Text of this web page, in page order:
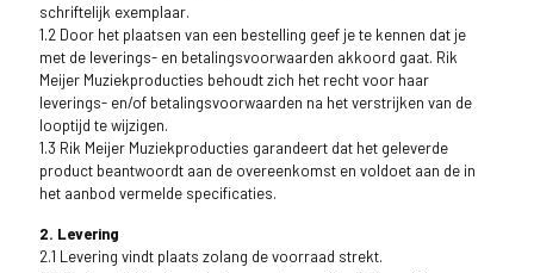
schriftelijk exemplaar.
1.2 Door het plaatsen van een bestelling geef je te kennen dat je
met de leverings- en betalingsvoorwaarden akkoord gaat. Rik
Meijer Muziekproducties behoudt zich het recht voor haar
leverings- en/of betalingsvoorwaarden na het verstrijken van de
looptijd te wijzigen.
1.3 Rik Meijer Muziekproducties garandeert dat het geleverde
product beantwoordt aan de overeenkomst en voldoet aan de in
het aanbod vermelde specificaties.
2. Levering
2.1 Levering vindt plaats zolang de voorraad strekt.